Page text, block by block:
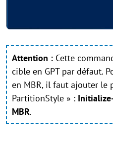
Attention : Cette
cible en GPT par défaut.
en MBR, il faut ajouter le
PartitionStyle » :
MBR.